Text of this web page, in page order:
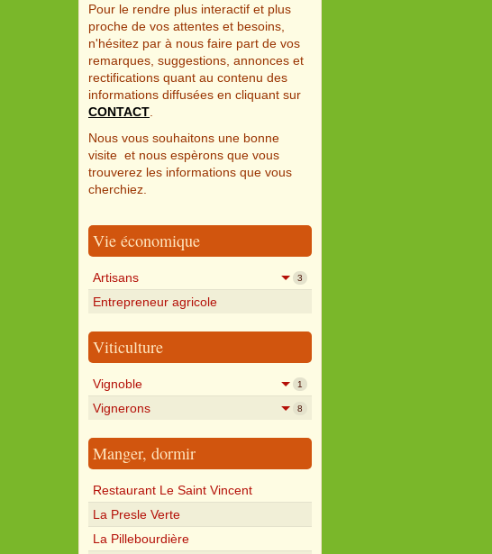
Pour le rendre plus interactif et plus
proche de vos attentes et besoins,
n'hésitez par à nous faire part de vos
remarques, suggestions, annonces et
rectifications quant au contenu des
informations diffusées en cliquant sur
CONTACT
Nous vous souhaitons une bonne
visite et nous espèrons que vous
trouverez les informations que vous
cherchiez.
Vie économique
Artisans 3
Entrepreneur agricole
Viticulture
Vignoble 1
Vignerons 8
Manger, dormir
Restaurant Le Saint Vincent
La Presle Verte
La Pillebourdière